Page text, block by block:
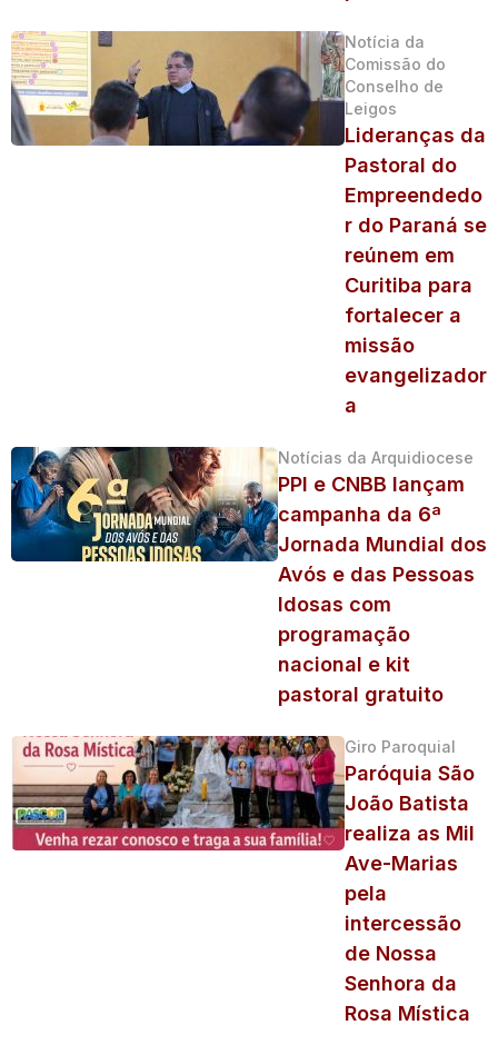
Notícia da
Comissão do
Conselho de
Leigos
Lideranças da
Pastoral do
Empreendedo
r do Paraná se
reúnem em
Curitiba para
fortalecer a
missão
evangelizador
a
Notícias da Arquidiocese
PPI e CNBB lançam
campanha da 6ª
Jornada Mundial dos
Avós e das Pessoas
Idosas com
programação
nacional e kit
pastoral gratuito
Giro Paroquial
Paróquia São
João Batista
realiza as Mil
Ave-Marias
pela
intercessão
de Nossa
Senhora da
Rosa Mística